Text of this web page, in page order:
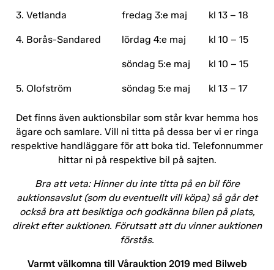
3. Vetlanda fredag 3:e maj kl 13 – 18
4. Borås-Sandared lördag 4:e maj kl 10 – 15
söndag 5:e maj kl 10 – 15
5. Olofström söndag 5:e maj kl 13 – 17
Det finns även auktionsbilar som står kvar hemma hos
ägare och samlare. Vill ni titta på dessa ber vi er ringa
respektive handläggare för att boka tid. Telefonnummer
hittar ni på respektive bil på sajten.
Bra att veta: Hinner du inte titta på en bil före
auktionsavslut (som du eventuellt vill köpa) så går det
också bra att besiktiga och godkänna bilen på plats,
direkt efter auktionen. Förutsatt att du vinner auktionen
förstås.
Varmt välkomna till Vårauktion 2019 med Bilweb